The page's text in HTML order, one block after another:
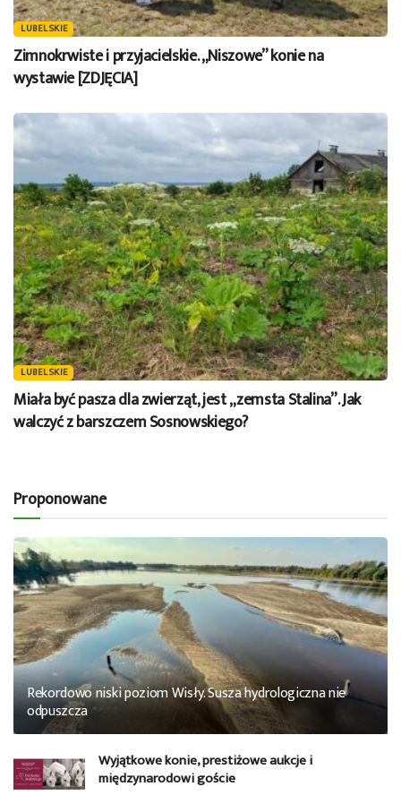
LUBELSKIE
Zimnokrwiste i przyjacielskie. „Niszowe” konie na
wystawie [ZDJĘCIA]
LUBELSKIE
Miała być pasza dla zwierząt, jest „zemsta Stalina”. Jak
walczyć z barszczem Sosnowskiego?
Proponowane
Rekordowo niski poziom Wisły. Susza hydrologiczna nie
odpuszcza
Wyjątkowe konie, prestiżowe aukcje i
międzynarodowi goście